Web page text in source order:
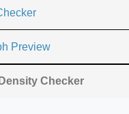
Preview
Checker